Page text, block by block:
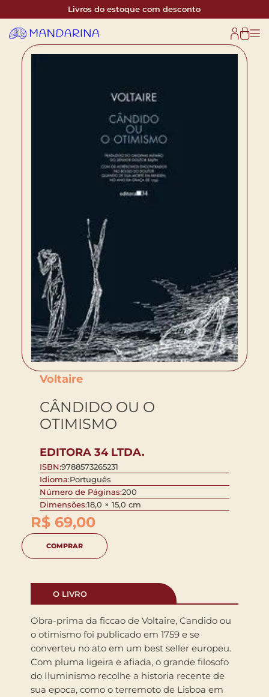
Livros do estoque com desconto
Voltaire
CÂNDIDO OU O
OTIMISMO
EDITORA 34 LTDA.
ISBN:9788573265231
Idioma:Português
Número de Páginas:200
Dimensões:18,0 × 15,0 cm
R$ 69,00
COMPRAR
O LIVRO
Obra-prima da ficcao de Voltaire, Candido ou
o otimismo foi publicado em 1759 e se
converteu no ato em um best seller europeu.
Com pluma ligeira e afiada, o grande filosofo
do Iluminismo recolhe a historia recente de
sua epoca, como o terremoto de Lisboa em